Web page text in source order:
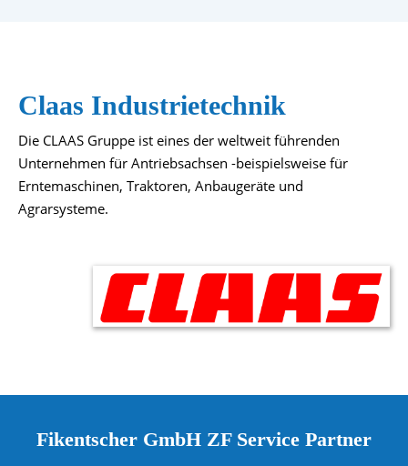
Claas Industrietechnik
Die CLAAS Gruppe ist eines der weltweit führenden
Unternehmen für Antriebsachsen -beispielsweise für
Erntemaschinen, Traktoren, Anbaugeräte und
Agrarsysteme.
Fikentscher GmbH ZF Service Partner